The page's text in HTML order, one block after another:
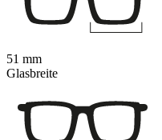
51 mm
Glasbreite